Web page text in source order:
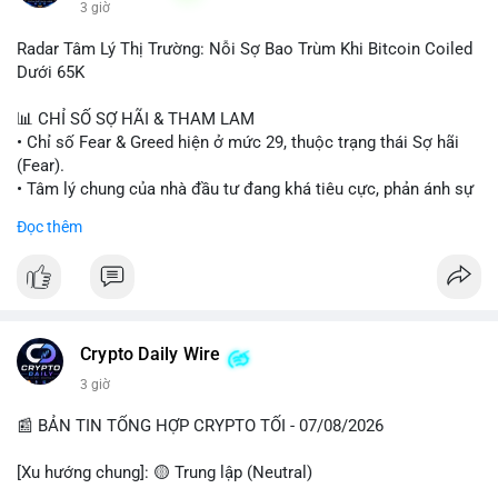
#binancesquare #cryptonews #wintermute #brokerdealer
#tokenizedsecurities
$btc $eth
#vlikevn
3 giờ
Radar Tâm Lý Thị Trường: Nỗi Sợ Bao Trùm Khi Bitcoin Coiled
Dưới 65K
📊 CHỈ SỐ SỢ HÃI & THAM LAM
• Chỉ số Fear & Greed hiện ở mức 29, thuộc trạng thái Sợ hãi
(Fear).
• Tâm lý chung của nhà đầu tư đang khá tiêu cực, phản ánh sự
• CoinGecko Trending: Plume (PLUME), Cash Cat (CASHCAT),
• LunarCrush Trending: Ethereum, Solana, Dogecoin, Polkadot,
Chainlink.
Viettel) và các từ khóa đời sống khác đang chiếm ưu thế.
💬 DÒNG CHẢY TIN TỨC & TRUYỀN THÔNG
Đọc thêm
Crypto Daily Wire
3 giờ
📰 BẢN TIN TỔNG HỢP CRYPTO TỐI - 07/08/2026
[Xu hướng chung]: 🟡 Trung lập (Neutral)